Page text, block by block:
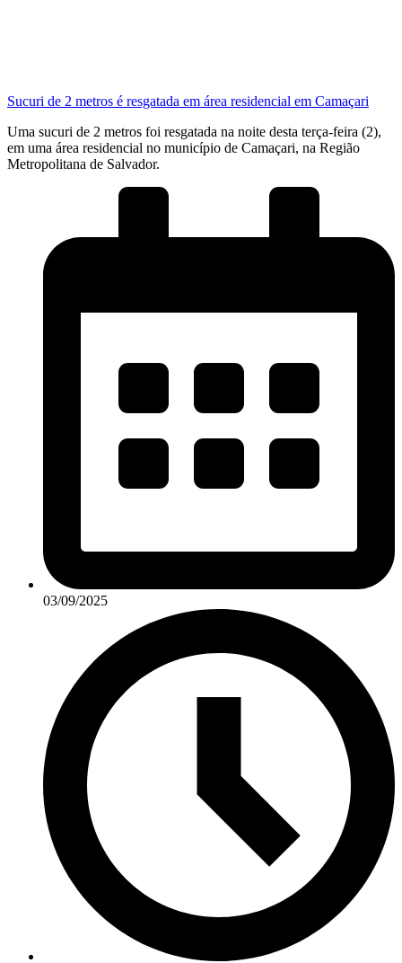
Sucuri de 2 metros é resgatada em área residencial em Camaçari
Uma sucuri de 2 metros foi resgatada na noite desta terça-feira (2),
em uma área residencial no município de Camaçari, na Região
Metropolitana de Salvador.
03/09/2025